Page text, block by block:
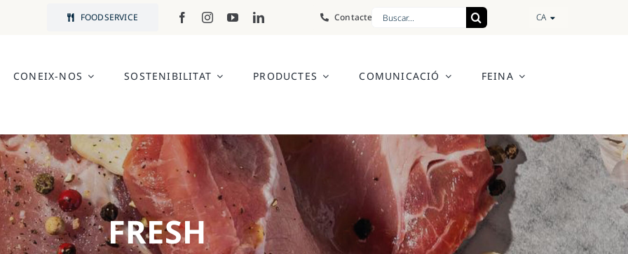
FOODSERVICE ContacteCerca
CA
CONEIX-NOS SOSTENIBILITAT PRODUCTES COMUNICACIÓ FEINA
FRESH